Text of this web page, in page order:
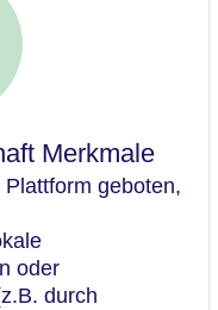
Merkmale
geboten,
oder
durch